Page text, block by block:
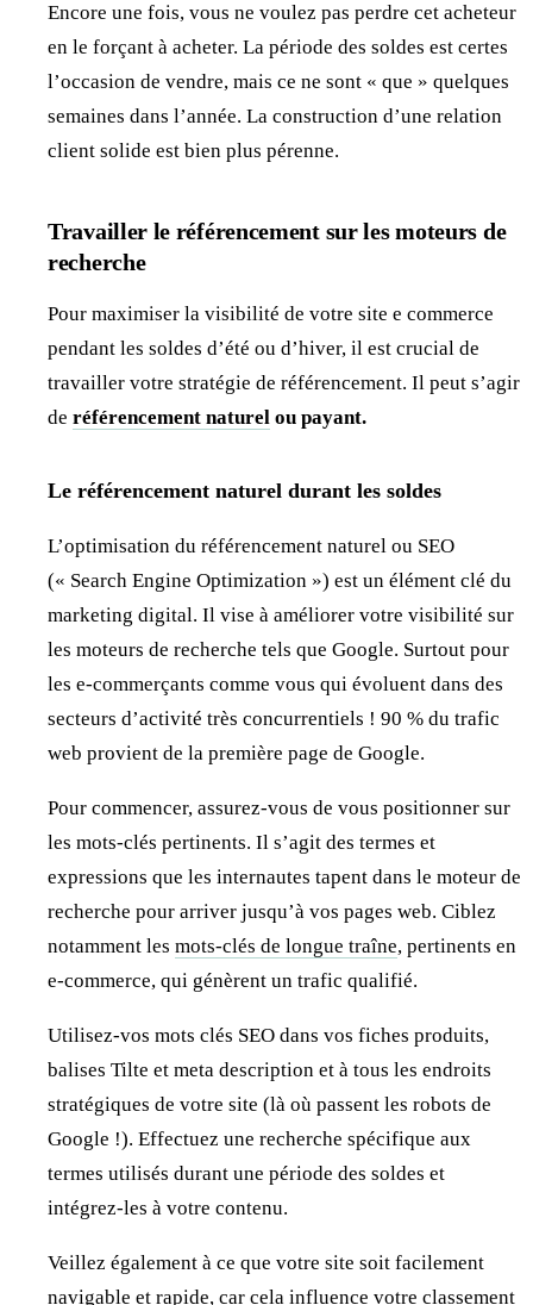
Encore une fois, vous ne voulez pas perdre cet acheteur
en le forçant à acheter. La période des soldes est certes
l’occasion de vendre, mais ce ne sont « que » quelques
semaines dans l’année. La construction d’une relation
client solide est bien plus pérenne.
Travailler le référencement sur les moteurs de
recherche
Pour maximiser la visibilité de votre site e commerce
pendant les soldes d’été ou d’hiver, il est crucial de
travailler votre stratégie de référencement. Il peut s’agir
de référencement naturel ou payant.
Le référencement naturel durant les soldes
L’optimisation du référencement naturel ou SEO
(« Search Engine Optimization ») est un élément clé du
marketing digital. Il vise à améliorer votre visibilité sur
les moteurs de recherche tels que Google. Surtout pour
les e-commerçants comme vous qui évoluent dans des
secteurs d’activité très concurrentiels ! 90 % du trafic
web provient de la première page de Google.
Pour commencer, assurez-vous de vous positionner sur
les mots-clés pertinents. Il s’agit des termes et
expressions que les internautes tapent dans le moteur de
recherche pour arriver jusqu’à vos pages web. Ciblez
notamment les mots-clés de longue traîne, pertinents en
e-commerce, qui génèrent un trafic qualifié.
Utilisez-vos mots clés SEO dans vos fiches produits,
balises Tilte et meta description et à tous les endroits
stratégiques de votre site (là où passent les robots de
Google !). Effectuez une recherche spécifique aux
termes utilisés durant une période des soldes et
intégrez-les à votre contenu.
Veillez également à ce que votre site soit facilement
navigable et rapide, car cela influence votre classement